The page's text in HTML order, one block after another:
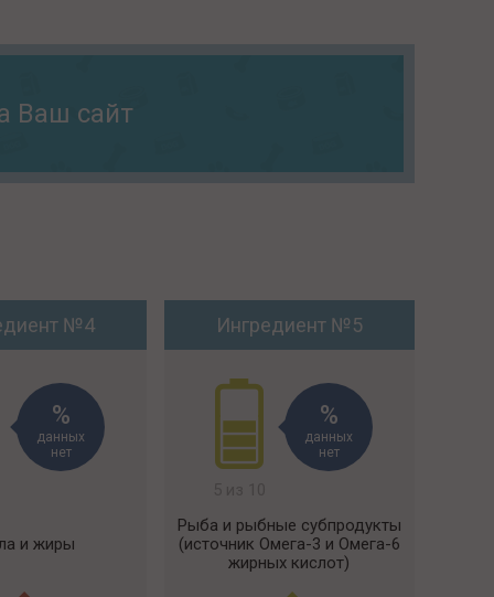
Ваш сайт
№4
данных
нет
и жиры
Ингредиент №5
данных
нет
Рыба и рыбные субпродукты
(источник Омега-3 и Омега-6
жирных кислот)